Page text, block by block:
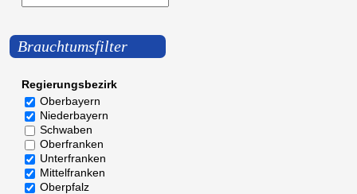
Brauchtumsfilter
Regierungsbezirk
Oberbayern
Niederbayern
Schwaben
Oberfranken
Unterfranken
Mittelfranken
Oberpfalz